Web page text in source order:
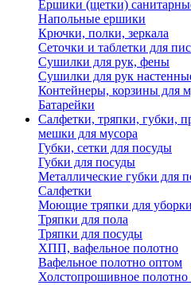
Ершики (щетки)
Напольные ершики
Крючки, полки, зеркала
Сеточки и таблетки для
Сушилки для рук, фены
Сушилки для рук
Контейнеры, корзины для
Батарейки
Салфетки, тряпки, губки,
мешки для мусора
Губки, сетки для посуды
Губки для посуды
Металлические губки для
Салфетки
Моющие тряпки для уборки
Тряпки для пола
Тряпки для посуды
ХПП, вафельное полотно
Вафельное полотно оптом
Холстопрошивное